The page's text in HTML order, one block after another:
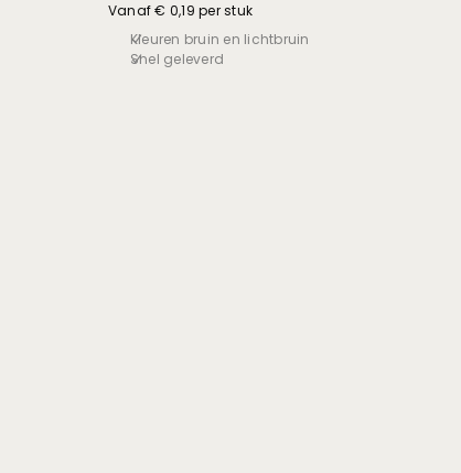
Vanaf € 0,19 per stuk
Kleuren bruin en lichtbruin
Snel geleverd